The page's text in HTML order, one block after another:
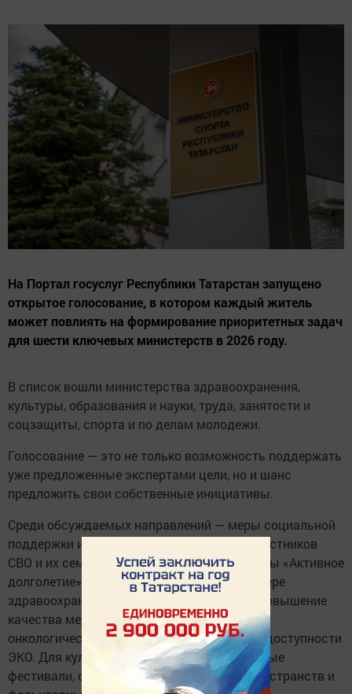
На Портал госуслуг Республики Татарстан запущено
открытое голосование, в котором каждый житель
может повлиять на формирование приоритетных задач
для шести ключевых министерств в 2026 году.
В список вошли министерства здравоохранения,
культуры, образования и науки, труда, занятости и
соцзащиты, спорта и по делам молодежи.
Голосование — это не только возможность поддержать
уже предложенные экспертами цели, но и шанс
предложить свои собственные инициативы.
Среди обсуждаемых направлений — меры социальной
поддержки и содействие занятости для участников
СВО и их семей, а также развитие программы «Активное
долголетие» для старшего поколения. В сфере
здравоохранения приоритетами названы повышение
качества медпомощи, ранняя диагностика
онкологических заболеваний и увеличение доступности
ЭКО. Для культуры предложены инклюзивные
фестивали, создание новых творческих пространств и